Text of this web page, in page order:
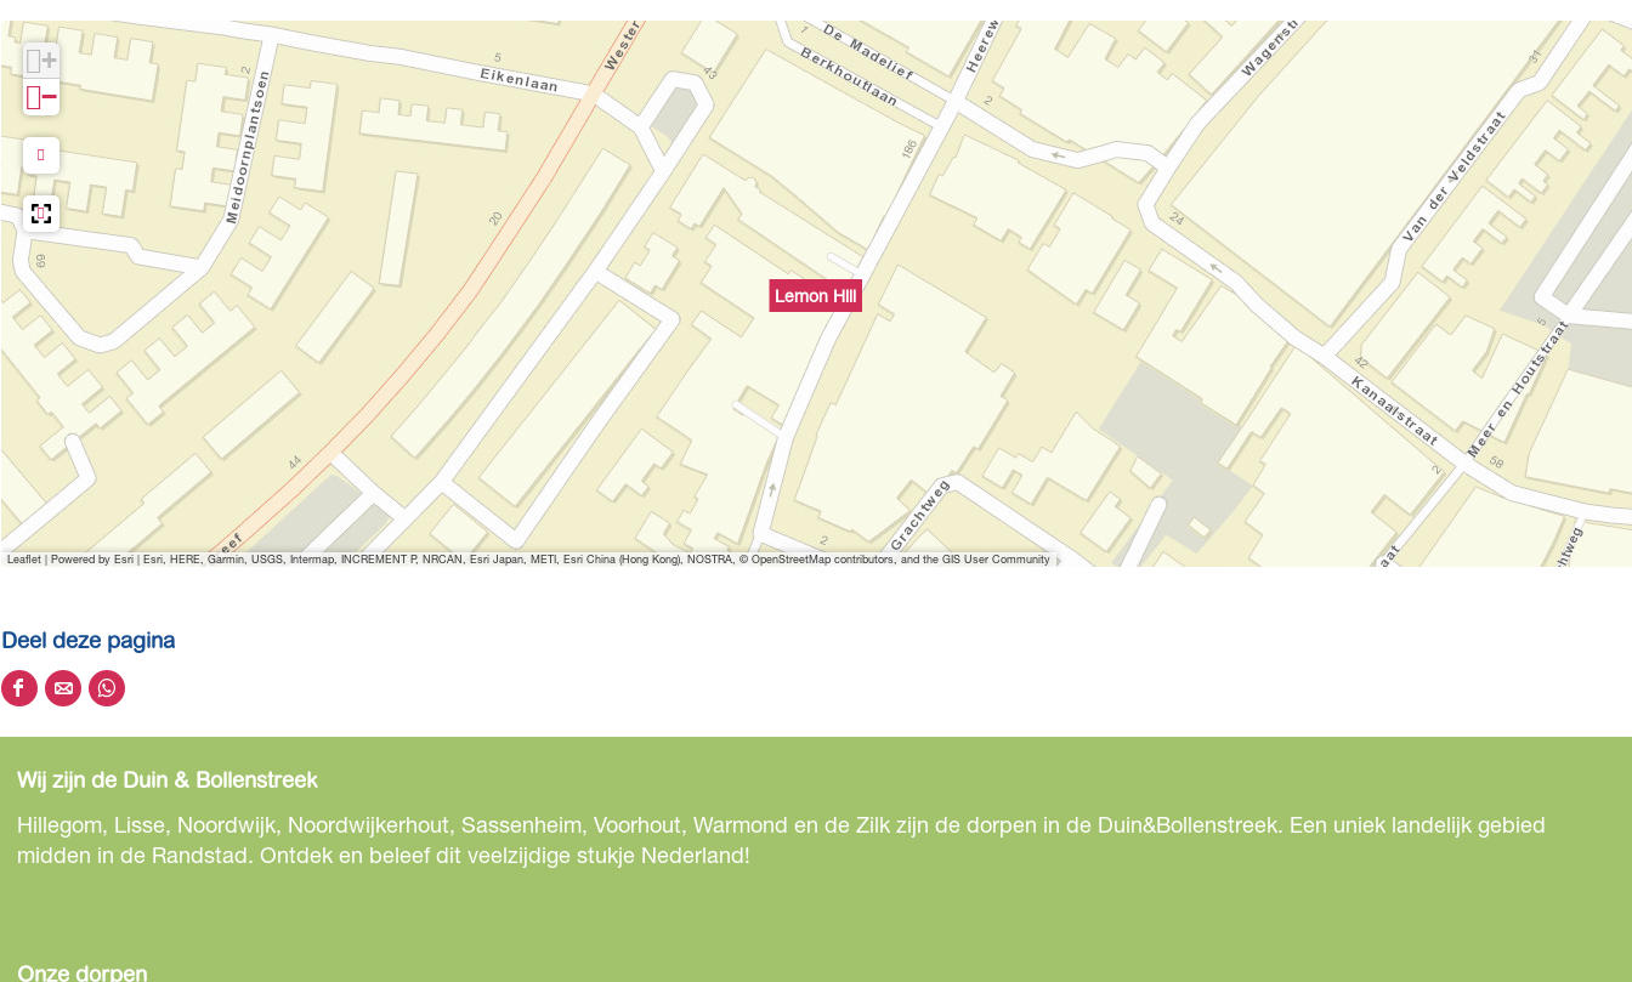
l
Lemon Hill
+
−
Leaflet |Powered by Esri | Esri, HERE, Garmin, USGS, Intermap, INCREMENT P, NRCAN, Esri Japan, METI, Esri China (Hong Kong), NOSTRA, © OpenStreetMap contributors, and the GIS User Community
Deel deze pagina
D
e
l
d
e
a
D
e
l
d
e
a
D
e
l
d
e
a
Wij zijn de Duin & Bollenstreek
Hillegom, Lisse, Noordwijk, Noordwijkerhout, Sassenheim, Voorhout, Warmond en de Zilk zijn de dorpen in de Duin&Bollenstreek. Een uniek landelijk gebied
midden in de Randstad. Ontdek en beleef dit veelzijdige stukje Nederland!
Onze dorpen